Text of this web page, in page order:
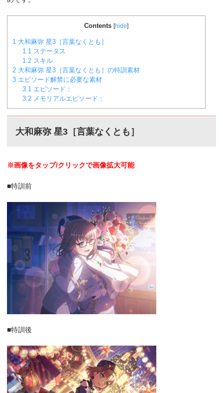
Contents [hide]
1 大和麻弥 星3［言葉なくとも］
1.1 ステータス
1.2 スキル
2 大和麻弥 星3［言葉なくとも］の特訓素材
3 エピソード解禁に必要な素材
3.1 エピソード：
3.2 メモリアルエピソード：
大和麻弥 星3［言葉なくとも］
※画像をタップ/クリックで画像拡大可能
■特訓前
■特訓後